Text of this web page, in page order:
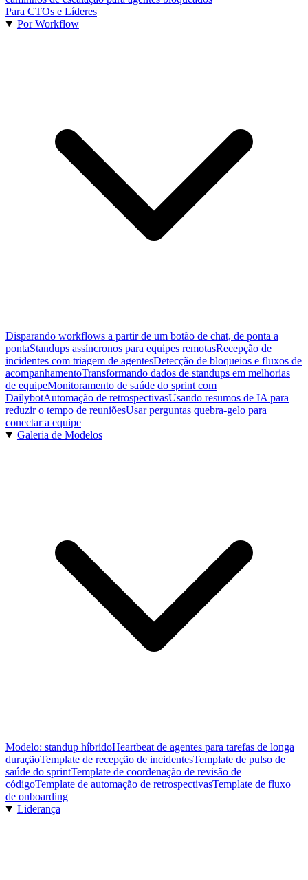
Para CTOs e Líderes
Por Workflow
Disparando workflows a partir de um botão de chat, de ponta a
pontaStandups assíncronos para equipes remotasRecepção de
incidentes com triagem de agentesDetecção de bloqueios e fluxos de
acompanhamentoTransformando dados de standups em melhorias
de equipeMonitoramento de saúde do sprint com
DailybotAutomação de retrospectivasUsando resumos de IA para
reduzir o tempo de reuniõesUsar perguntas quebra-gelo para
conectar a equipe
Galeria de Modelos
Modelo: standup híbridoHeartbeat de agentes para tarefas de longa
duraçãoTemplate de recepção de incidentesTemplate de pulso de
saúde do sprintTemplate de coordenação de revisão de
códigoTemplate de automação de retrospectivasTemplate de fluxo
de onboarding
Liderança